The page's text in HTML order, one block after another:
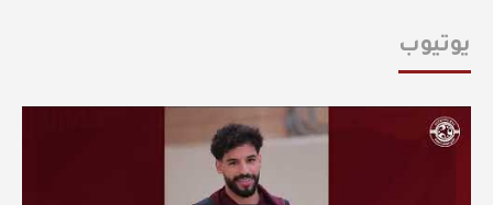
يوتيوب